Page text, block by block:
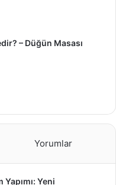
– Düğün Masası
Yorumlar
Yeni